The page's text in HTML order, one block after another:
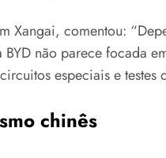
Xangai, comentou:
não parece focada
especiais e
chinês